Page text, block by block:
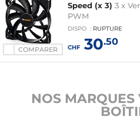
COMPARER
Speed (x 3) 3 x
PWM
DISPO : RUPTURE
CHF30.50
NOS MARQUES